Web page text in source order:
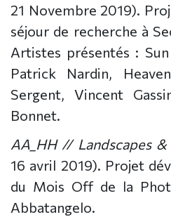
21 Novembre 2019).
séjour de recherche à
Artistes présentés :
Patrick Nardin,
Sergent, Vincent
Bonnet.
AA_HH // Landscapes
16 avril 2019). Projet
du Mois Off de la
Abbatangelo.